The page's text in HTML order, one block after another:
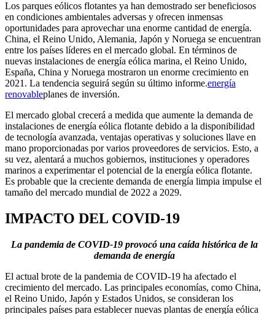
Los parques eólicos flotantes ya han demostrado ser beneficiosos
en condiciones ambientales adversas y ofrecen inmensas
oportunidades para aprovechar una enorme cantidad de energía.
China, el Reino Unido, Alemania, Japón y Noruega se encuentran
entre los países líderes en el mercado global. En términos de
nuevas instalaciones de energía eólica marina, el Reino Unido,
España, China y Noruega mostraron un enorme crecimiento en
2021. La tendencia seguirá según su último informe.energía
renovableplanes de inversión.
El mercado global crecerá a medida que aumente la demanda de
instalaciones de energía eólica flotante debido a la disponibilidad
de tecnología avanzada, ventajas operativas y soluciones llave en
mano proporcionadas por varios proveedores de servicios. Esto, a
su vez, alentará a muchos gobiernos, instituciones y operadores
marinos a experimentar el potencial de la energía eólica flotante.
Es probable que la creciente demanda de energía limpia impulse el
tamaño del mercado mundial de 2022 a 2029.
IMPACTO DEL COVID-19
La pandemia de COVID-19 provocó una caída histórica de la
demanda de energía
El actual brote de la pandemia de COVID-19 ha afectado el
crecimiento del mercado. Las principales economías, como China,
el Reino Unido, Japón y Estados Unidos, se consideran los
principales países para establecer nuevas plantas de energía eólica